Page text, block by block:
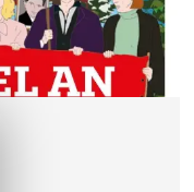
du film
Rendez-